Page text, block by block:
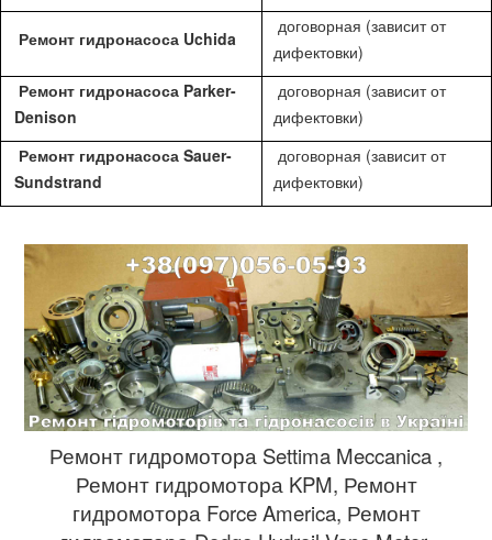
Ремонт гидронасоса Uchida
договорная (зависит от
дифектовки)
Ремонт гидронасоса Parker-
Denison
договорная (зависит от
дифектовки)
Ремонт гидронасоса Sauer-
Sundstrand
договорная (зависит от
дифектовки)
Ремонт гидромотора Settima Meccanica ,
Ремонт гидромотора KPM, Ремонт
гидромотора Force America, Ремонт